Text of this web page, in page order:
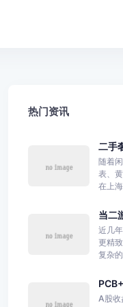
热门资讯
二手
随着
表、
在上
当二
近几
更精
复杂
A股收